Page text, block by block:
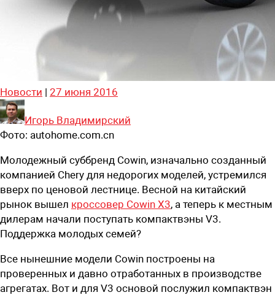
Новости | 27 июня 2016
Игорь Владимирский
Фото: autohome.com.cn
Молодежный суббренд Cowin, изначально созданный
компанией Chery для недорогих моделей, устремился
вверх по ценовой лестнице. Весной на китайский
рынок вышел кроссовер Cowin X3, а теперь к местным
дилерам начали поступать компактвэны V3.
Поддержка молодых семей?
Все нынешние модели Cowin построены на
проверенных и давно отработанных в производстве
агрегатах. Вот и для V3 основой послужил компактвэн